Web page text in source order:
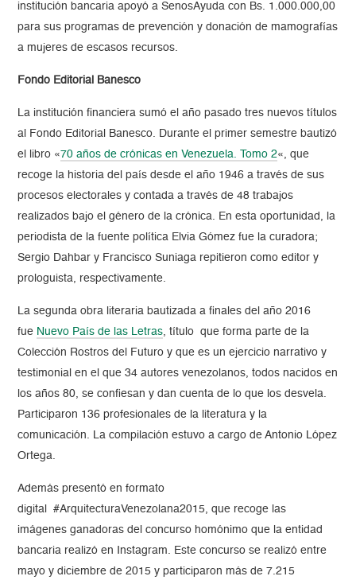
institución bancaria apoyó a SenosAyuda con Bs. 1.000.000,00
para sus programas de prevención y donación de mamografías
a mujeres de escasos recursos.
Fondo Editorial Banesco
La institución financiera sumó el año pasado tres nuevos títulos
al Fondo Editorial Banesco. Durante el primer semestre bautizó
el libro «70 años de crónicas en Venezuela. Tomo 2«, que
recoge la historia del país desde el año 1946 a través de sus
procesos electorales y contada a través de 48 trabajos
realizados bajo el género de la crónica. En esta oportunidad, la
periodista de la fuente política Elvia Gómez fue la curadora;
Sergio Dahbar y Francisco Suniaga repitieron como editor y
prologuista, respectivamente.
La segunda obra literaria bautizada a finales del año 2016
fue Nuevo País de las Letras, título que forma parte de la
Colección Rostros del Futuro y que es un ejercicio narrativo y
testimonial en el que 34 autores venezolanos, todos nacidos en
los años 80, se confiesan y dan cuenta de lo que los desvela.
Participaron 136 profesionales de la literatura y la
comunicación. La compilación estuvo a cargo de Antonio López
Ortega.
Además presentó en formato
digital #ArquitecturaVenezolana2015, que recoge las
imágenes ganadoras del concurso homónimo que la entidad
bancaria realizó en Instagram. Este concurso se realizó entre
mayo y diciembre de 2015 y participaron más de 7.215